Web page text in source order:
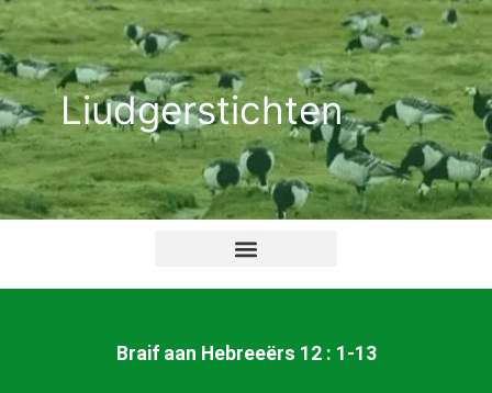
Ga
naar
de
inhoudLiudgerstichten
Braif aan Hebreeërs 12 : 1-13